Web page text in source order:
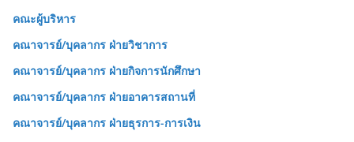
คณะผู้บริหาร
คณาจารย์/บุคลากร ฝ่ายวิชาการ
คณาจารย์/บุคลากร ฝ่ายกิจการนักศึกษา
คณาจารย์/บุคลากร ฝ่ายอาคารสถานที่
คณาจารย์/บุคลากร ฝ่ายธุรการ-การเงิน